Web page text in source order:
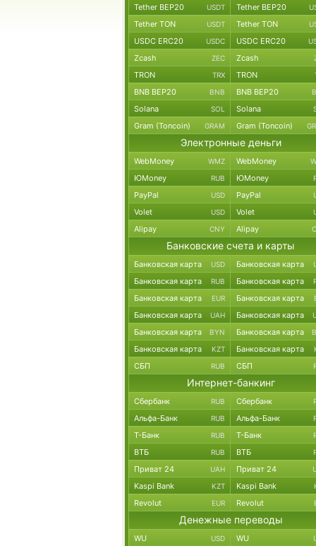
Tether BEP20 USDT Tether BEP20
Tether TON USDT Tether TON
USDC ERC20 USDC USDC ERC20
Zcash ZEC Zcash
TRON TRX TRON
BNB BEP20 BNB BNB BEP20
Solana SOL Solana
Gram (Toncoin) GRAM Gram (Toncoin)
Электронные деньги
WebMoney WMZ WebMoney
ЮMoney RUB ЮMoney
PayPal USD PayPal
Volet USD Volet
Alipay CNY Alipay
Банковские счета и карты
Банковская карта USD Банковская карта
Банковская карта RUB Банковская карта
Банковская карта EUR Банковская карта
Банковская карта UAH Банковская карта
Банковская карта BYN Банковская карта
Банковская карта KZT Банковская карта
СБП RUB СБП
Интернет-банкинг
Сбербанк RUB Сбербанк
Альфа-Банк RUB Альфа-Банк
Т-Банк RUB Т-Банк
ВТБ RUB ВТБ
Приват 24 UAH Приват 24
Kaspi Bank KZT Kaspi Bank
Revolut EUR Revolut
Денежные переводы
WU USD WU